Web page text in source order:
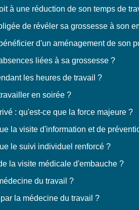
à une réduction de son temps de
de révéler sa grossesse à son
d'un aménagement de son
liées à sa grossesse ?
les heures de travail ?
en soirée ?
: qu'est-ce que la force majeure ?
la visite d'information et de
le suivi individuel renforcé ?
la visite médicale d'embauche ?
du travail ?
la médecine du travail ?